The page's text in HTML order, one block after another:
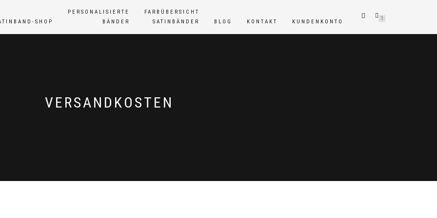
SHOP
PERSONALISIERTE
BÄNDER
FARBÜBERSICHT
SATINBÄNDER
BLOG KONTAKT KUNDENKONTO
1
VERSANDKOSTEN